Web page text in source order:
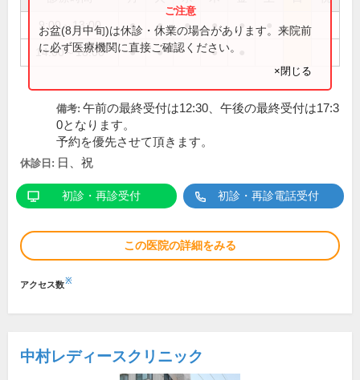
9:00～13:00 ● ● ● ● ●
14:00～18:00 ● ● ●
お盆(8月中旬)は休診・休業の場合があります。来院前
に必ず医療機関に直接ご確認ください。
×閉じる
備考: 午前の最終受付は12:30、午後の最終受付は17:3
0となります。
予約を優先させて頂きます。
休診日: 日、祝
初診・再診受付 初診・再診電話受付
この医院の詳細をみる
アクセス数※
中村レディースクリニック